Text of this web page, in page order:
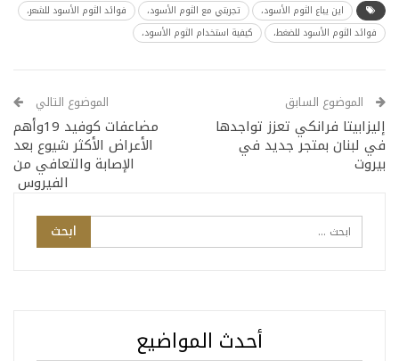
اين يباع الثوم الأسود، تجربتي مع الثوم الأسود،
فوائد الثوم الأسود للشعر،
فوائد الثوم الأسود للضغط،
كيفية استخدام الثوم الأسود،
الموضوع السابق
إليزابيتا فرانكي تعزز تواجدها
في لبنان بمتجر جديد في
بيروت
الموضوع التالي
مضاعفات كوفيد 19وأهم
الأعراض الأكثر شيوع بعد
الإصابة والتعافي من
الفيروس
أحدث المواضيع